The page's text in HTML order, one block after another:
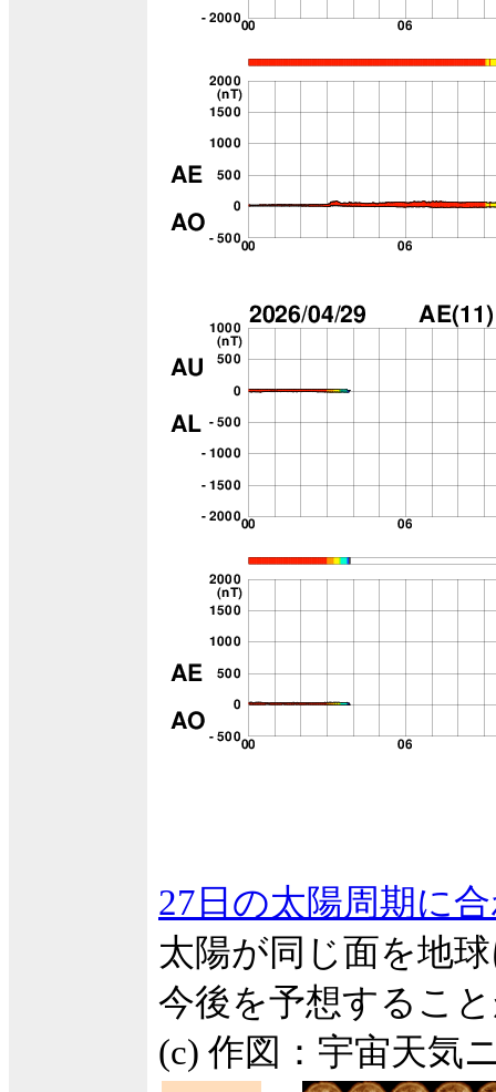
27日の太陽周期に
太陽が同じ面を地
今後を予想するこ
(c) 作図：宇宙天気